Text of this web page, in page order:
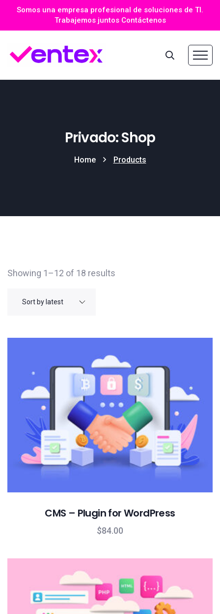
Somos una empresa profesional de soluciones de TI.
Trabajemos juntos Contáctenos
Privado: Shop
Home Products
Showing 1–12 of 18 results
CMS – Plugin for WordPress
$84.00